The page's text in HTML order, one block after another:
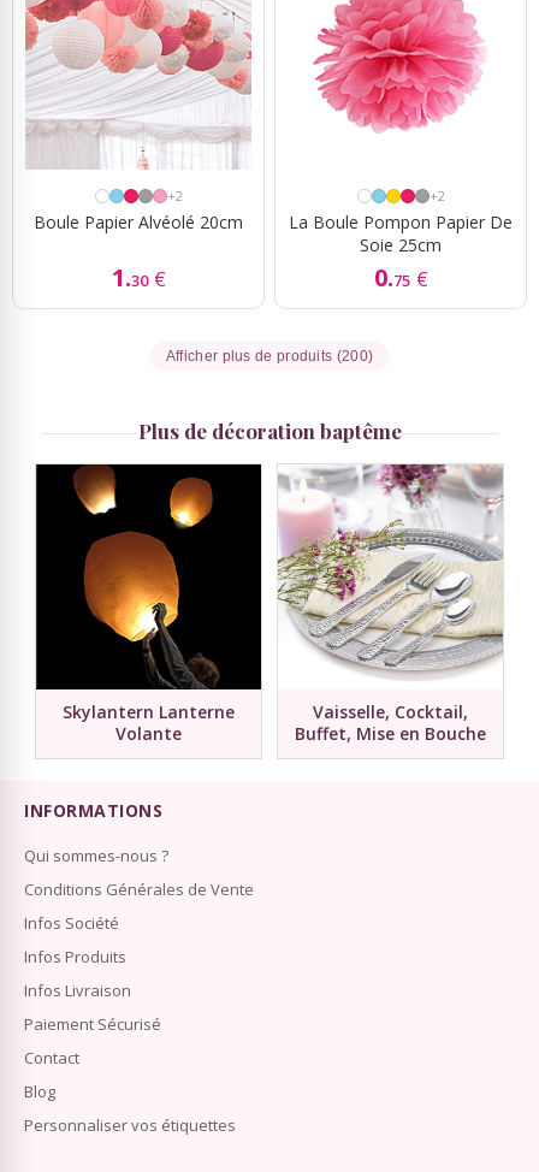
+2
Boule Papier Alvéolé 20cm
1.30 €
+2
La Boule Pompon Papier De
Soie 25cm
0.75 €
Afficher plus de produits (200)
Plus de décoration baptême
Skylantern Lanterne
Volante
Vaisselle, Cocktail,
Buffet, Mise en Bouche
INFORMATIONS
Qui sommes-nous ?
Conditions Générales de Vente
Infos Société
Infos Produits
Infos Livraison
Paiement Sécurisé
Contact
Blog
Personnaliser vos étiquettes